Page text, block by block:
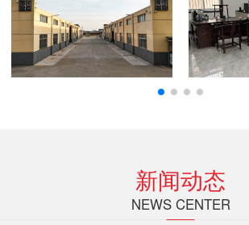
新闻动态
NEWS CENTER